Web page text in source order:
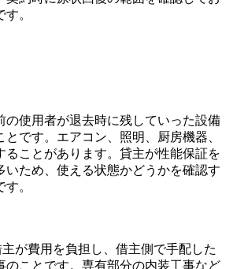
。
の使用者が退去時に残していった設備
とです。エアコン、照明、厨房機器、
ることがあります。貸主が性能保証を
いため、使える状態かどうかを確認す
。
が費用を負担し、借主側で手配した
のことです。専有部分の内装工事など